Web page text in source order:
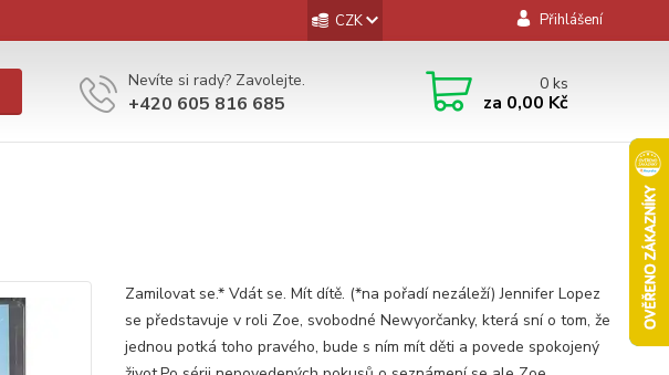
CZK Přihlášení
Nevíte si rady? Zavolejte.
+420 605 816 685
0ks
za 0,00 Kč
Zamilovat se.* Vdát se. Mít dítě. (*na pořadí nezáleží) Jennifer Lopez
se představuje v roli Zoe, svobodné Newyorčanky, která sní o tom, že
jednou potká toho pravého, bude s ním mít děti a povede spokojený